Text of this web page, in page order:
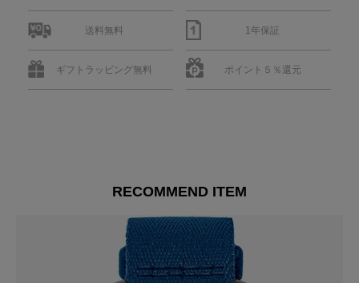
送料無料 1年保証
ギフトラッピング無料 ポイント５％還元
RECOMMEND ITEM